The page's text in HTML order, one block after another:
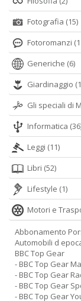
Fotografia (15)
Fotoromanzi
Generiche (6)
Giardinaggio
Gli speciali di
Informatica
Leggi (11)
Libri (52)
Lifestyle (1)
Motori e
Abbonamento
Automobili d
BBC Top Gear
- BBC Top Gear
- BBC Top Gear
- BBC Top Gear
- BBC Top Gear